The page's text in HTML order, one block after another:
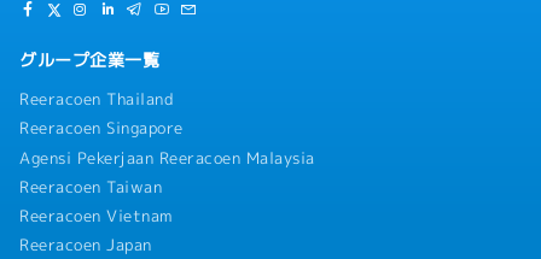
グループ企業一覧
Reeracoen Thailand
Reeracoen Singapore
Agensi Pekerjaan Reeracoen Malaysia
Reeracoen Taiwan
Reeracoen Vietnam
Reeracoen Japan